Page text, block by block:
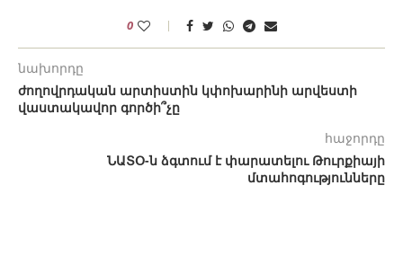
0
նախորդը
ժողովրդական արտիստին կփոխարինի արվեստի
վաստակավոր գործի՞չը
հաջորդը
ՆԱՏՕ-ն ձգտում է փարատելու Թուրքիայի
մտահոգությունները